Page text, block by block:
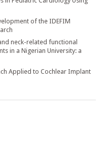
of the IDEFIM
neck-related functional
in a Nigerian University: a
Applied to Cochlear Implant